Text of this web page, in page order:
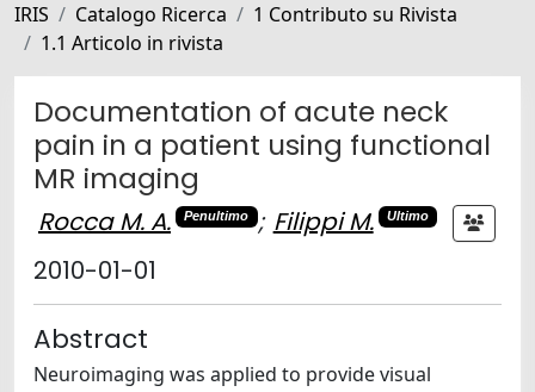
IRIS Catalogo Ricerca
1 Contributo su Rivista
1.1 Articolo in rivista
Documentation of acute neck
pain in a patient using functional
MR imaging
Rocca M. A. Penultimo ; Filippi M. Ultimo
2010-01-01
Abstract
Neuroimaging was applied to provide visual